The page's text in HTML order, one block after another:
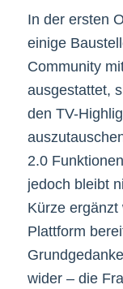
In der ersten
einige
Community
ausgestattet,
den TV-
2.0
jedoch bleibt
Kürze
Plattform
wider – die